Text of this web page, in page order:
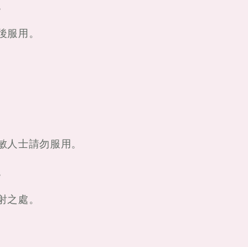
服用。
人士請勿服用。
之處。